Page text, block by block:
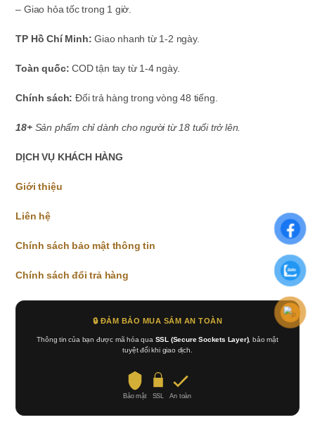
– Giao hỏa tốc trong 1 giờ.
TP Hồ Chí Minh: Giao nhanh từ 1-2 ngày.
Toàn quốc: COD tận tay từ 1-4 ngày.
Chính sách: Đổi trả hàng trong vòng 48 tiếng.
18+ Sản phẩm chỉ dành cho người từ 18 tuổi trở lên.
DỊCH VỤ KHÁCH HÀNG
Giới thiệu
Liên hệ
Chính sách bảo mật thông tin
Chính sách đổi trả hàng
🔒 ĐẢM BẢO MUA SẮM AN TOÀN
Thông tin của bạn được mã hóa qua SSL (Secure Sockets Layer), bảo mật
tuyệt đối khi giao dịch.
Bảo mật SSL An toàn